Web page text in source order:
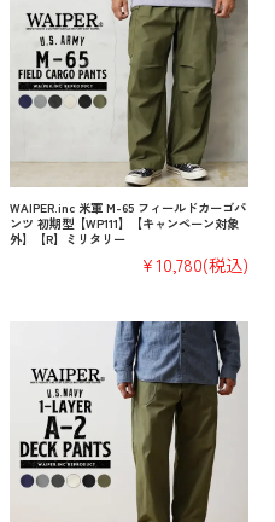
WAIPER.inc 米軍 M-65 フィールドカーゴパ
ンツ 初期型【WP111】【キャンペーン対象
外】【R】ミリタリー
¥10,780(税込)